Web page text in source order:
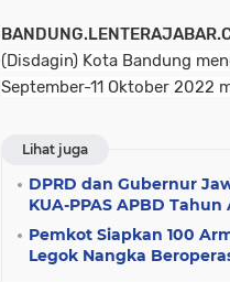
(Disdagin) Kota Bandung
September-11 Oktober 2022
Lihat juga
DPRD dan Gubernur
KUA-PPAS APBD
Pemkot Siapkan 100
Legok Nangka